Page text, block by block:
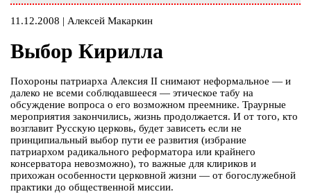
11.12.2008 | Алексей Макаркин
Выбор Кирилла
Похороны патриарха Алексия II снимают неформальное — и
далеко не всеми соблюдавшееся — этическое табу на
обсуждение вопроса о его возможном преемнике. Траурные
мероприятия закончились, жизнь продолжается. И от того, кто
возглавит Русскую церковь, будет зависеть если не
принципиальный выбор пути ее развития (избрание
патриархом радикального реформатора или крайнего
консерватора невозможно), то важные для клириков и
прихожан особенности церковной жизни — от богослужебной
практики до общественной миссии.